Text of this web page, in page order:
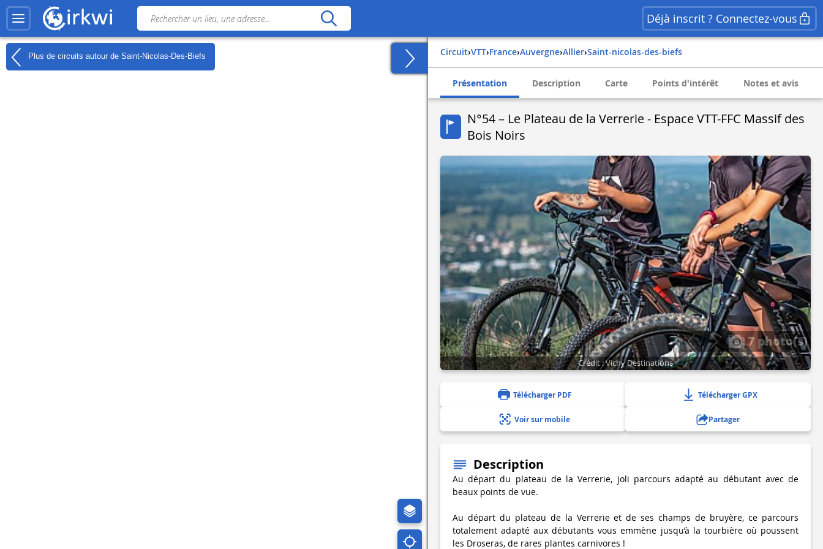
Déjà inscrit ? Connectez-vous
Plus de circuits autour de Saint-Nicolas-Des-Biefs Circuit› VTT› france› auvergne› allier› saint-nicolas-des-biefs
Présentation Description Carte Points d'intérêt Notes et avis
N°54 – Le Plateau de la Verrerie - Espace VTT-FFC Massif des
Bois Noirs
7 photo(s)
Crédit : Vichy Destinations
Télécharger PDF Télécharger GPX
Voir sur mobile Partager
Description
Au départ du plateau de la Verrerie, joli parcours adapté au débutant avec de
beaux points de vue.
Au départ du plateau de la Verrerie et de ses champs de bruyère, ce parcours
totalement adapté aux débutants vous emmène jusqu’à la tourbière où poussent
les Droseras, de rares plantes carnivores !